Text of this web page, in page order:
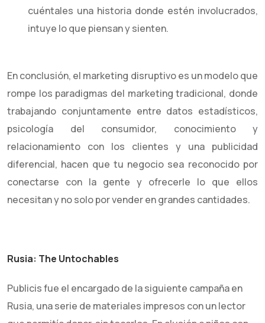
cuéntales una historia donde estén involucrados,
intuye lo que piensan y sienten.
En conclusión, el marketing disruptivo es un modelo que
rompe los paradigmas del marketing tradicional, donde
trabajando conjuntamente entre datos estadísticos,
psicología del consumidor, conocimiento y
relacionamiento con los clientes y una publicidad
diferencial, hacen que tu negocio sea reconocido por
conectarse con la gente y ofrecerle lo que ellos
necesitan y no solo por vender en grandes cantidades.
Rusia: The Untochables
Publicis fue el encargado de la siguiente campaña en
Rusia, una serie de materiales impresos con un lector